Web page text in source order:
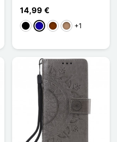
14,99 €
SchwarzDunkelblau
KaffeeTaupe
+1